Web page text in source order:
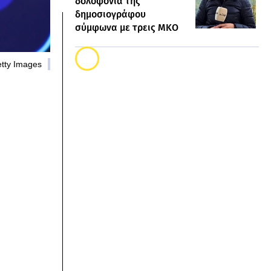
Images
δημοσιογράφου
σύμφωνα με τρεις ΜΚΟ